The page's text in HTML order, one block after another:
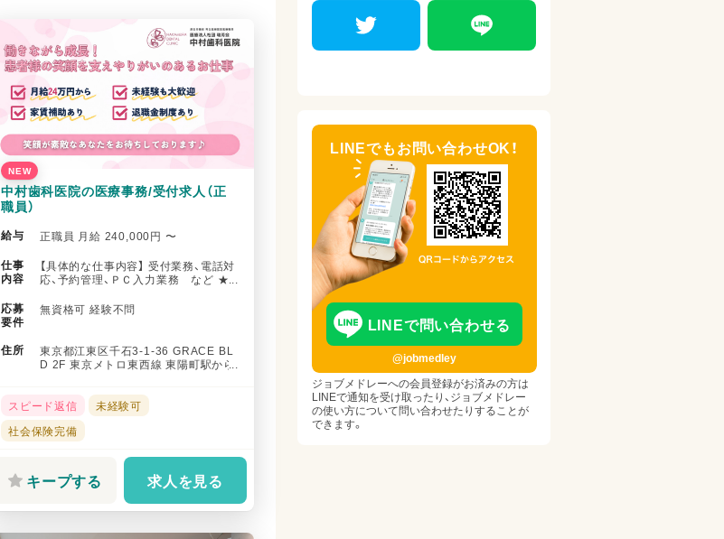
NEW
中村歯科医院の医療事務/受付求人（正
職員）
給与
正職員 月給 240,000円 〜
仕事
内容
【具体的な仕事内容】 受付業務、電話対
応、予約管理、ＰＣ入力業務 など ★
応募
要件
無資格可 経験不問
住所
東京都江東区千石3-1-36 GRACE BL
D 2F 東京メトロ東西線 東陽町駅から
スピード返信
未経験可
社会保険完備
キープする 求人を見る
LINEでもお問い合わせOK！
LINEで問い合わせる
@jobmedley
ジョブメドレーへの会員登録がお済みの方は
LINEで通知を受け取ったり、ジョブメドレー
の使い方について問い合わせたりすることが
できます。